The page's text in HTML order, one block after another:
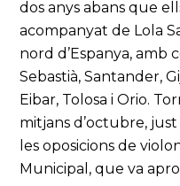
dos anys abans que
acompanyat de Lola
nord d’Espanya, amb
Sebastià, Santander,
Eibar, Tolosa i Orio.
mitjans d’octubre,
les oposicions de
Municipal, que va